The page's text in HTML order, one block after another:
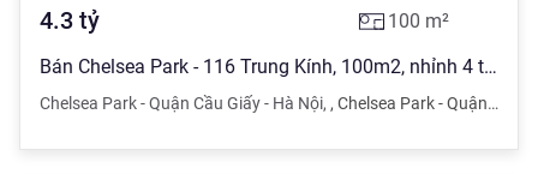
4.3 tỷ 100 m²
Bán Chelsea Park - 116 Trung Kính, 100m2, nhỉnh 4 tỷ. 0355 902 148
Chelsea Park - Quận Cầu Giấy - Hà Nội, , Chelsea Park - Quận Cầu Giấy - Hà Nội